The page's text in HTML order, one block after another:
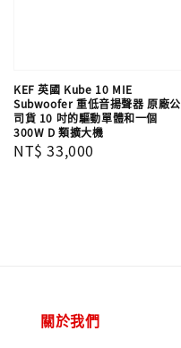
KEF 英國 Kube 10 MIE
Subwoofer 重低音揚聲器 原廠公
司貨 10 吋的驅動單體和一個
300W D 類擴大機
Regular
NT$ 33,000
關於我們